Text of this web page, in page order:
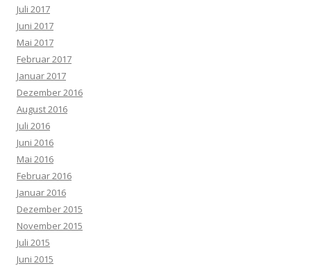
Juli 2017
Juni 2017
Mai 2017
Februar 2017
Januar 2017
Dezember 2016
August 2016
Juli 2016
Juni 2016
Mai 2016
Februar 2016
Januar 2016
Dezember 2015
November 2015
Juli 2015
Juni 2015